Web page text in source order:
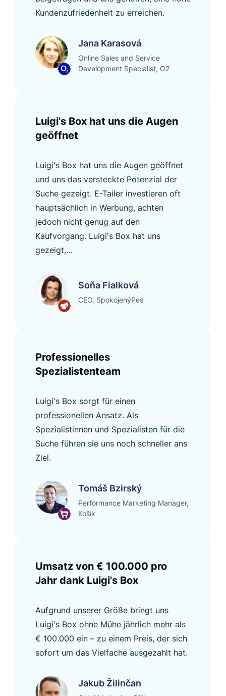
Kundenzufriedenheit zu erreichen.
Jana Karasová
Online Sales and Service
Development Specialist, O2
Luigi's Box hat uns die Augen
geöffnet
Luigi's Box hat uns die Augen geöffnet
und uns das versteckte Potenzial der
Suche gezeigt. E-Tailer investieren oft
hauptsächlich in Werbung, achten
jedoch nicht genug auf den
Kaufvorgang. Luigi's Box hat uns
gezeigt,...
Soňa Fialková
CEO, SpokojenýPes
Professionelles
Spezialistenteam
Luigi's Box sorgt für einen
professionellen Ansatz. Als
Spezialistinnen und Spezialisten für die
Suche führen sie uns noch schneller ans
Ziel.
Tomáš Bzirský
Performance Marketing Manager,
Košík
Umsatz von € 100.000 pro
Jahr dank Luigi's Box
Aufgrund unserer Größe bringt uns
Luigi's Box ohne Mühe jährlich mehr als
€ 100.000 ein – zu einem Preis, der sich
sofort um das Vielfache ausgezahlt hat.
Jakub Žilinčan